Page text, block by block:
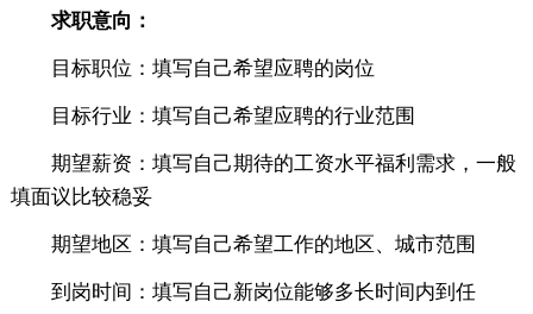
求职意向：
目标职位：填写自己希望应聘的岗位
目标行业：填写自己希望应聘的行业范围
期望薪资：填写自己期待的工资水平福利需求，一般
填面议比较稳妥
期望地区：填写自己希望工作的地区、城市范围
到岗时间：填写自己新岗位能够多长时间内到任